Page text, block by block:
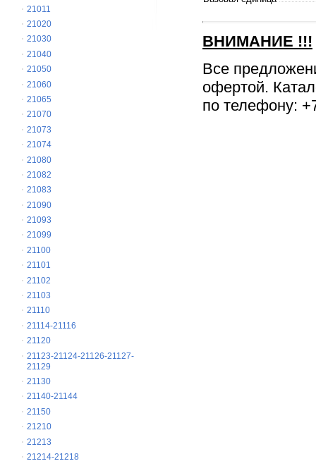
21011
21020
21030
21040
21050
21060
21065
21070
21073
21074
21080
21082
21083
21090
21093
21099
21100
21101
21102
21103
21110
21114-21116
21120
21123-21124-21126-21127-
21129
21130
21140-21144
21150
21210
21213
21214-21218
ВНИМАНИЕ !!!
Все
офертой.
по телефону: